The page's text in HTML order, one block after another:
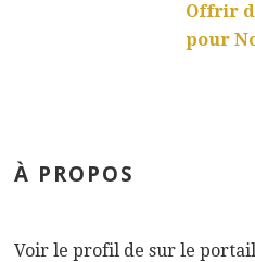
Offrir
pour
À PROPOS
Voir le profil de sur le